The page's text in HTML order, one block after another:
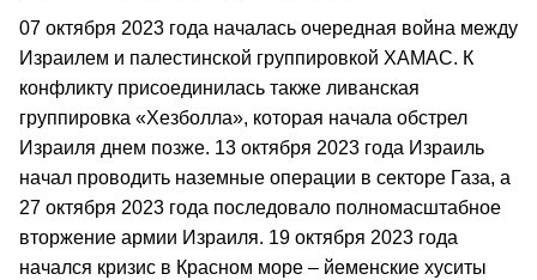
07 октября 2023 года началась очередная война между
Израилем и палестинской группировкой ХАМАС. К
конфликту присоединилась также ливанская
группировка «Хезболла», которая начала обстрел
Израиля днем позже. 13 октября 2023 года Израиль
начал проводить наземные операции в секторе Газа, а
27 октября 2023 года последовало полномасштабное
вторжение армии Израиля. 19 октября 2023 года
начался кризис в Красном море – йеменские хуситы